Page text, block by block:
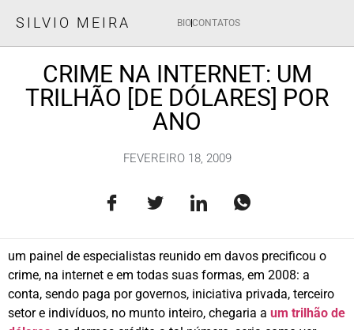
SILVIO MEIRA BIOCONTATOS
CRIME NA INTERNET: UM
TRILHÃO [DE DÓLARES] POR
ANO
FEVEREIRO 18, 2009
um painel de especialistas reunido em davos precificou o
crime, na internet e em todas suas formas, em 2008: a
conta, sendo paga por governos, iniciativa privada, terceiro
setor e indivíduos, no munto inteiro, chegaria a um trilhão de